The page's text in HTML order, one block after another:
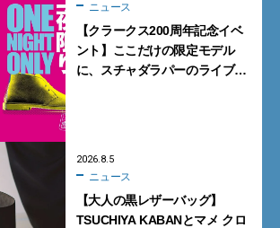
ニュース
【クラークス200周年記念イベ
ント】ここだけの限定モデル
に、スチャダラパーのライブ
2026.8.5
ニュース
【大人の黒レザーバッグ】
TSUCHIYA KABANとマメ クロ